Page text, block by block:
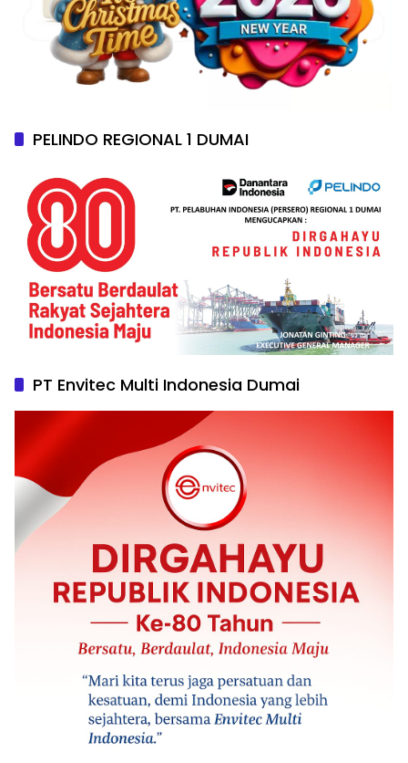
PELINDO REGIONAL 1 DUMAI
PT Envitec Multi Indonesia Dumai